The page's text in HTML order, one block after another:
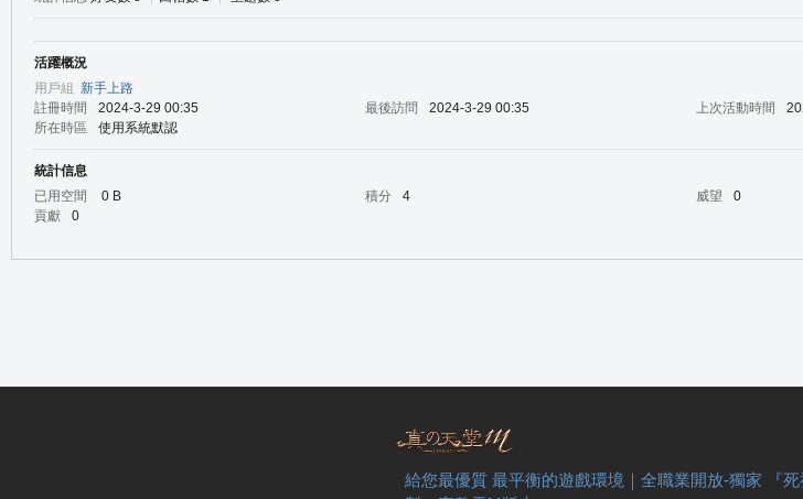
活躍概況
用戶組 新手上路
註冊時間
2024-3-29 00:35 最後訪問 2024-3-29 00:35 上次活動時間
所在時區
使用系統默認
統計信息
已用空間
0 B 積分 4 威望 0
貢獻
0
給您最優質 最平衡的遊戲環境｜全職業開放-獨家 『